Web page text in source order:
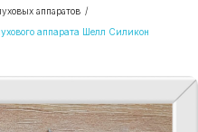
аппаратов /
аппарата Шелл Силикон